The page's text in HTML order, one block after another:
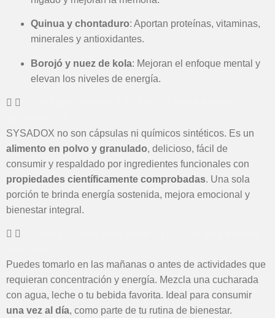
Quinua y chontaduro: Aportan proteínas, vitaminas,
minerales y antioxidantes.
Borojó y nuez de kola: Mejoran el enfoque mental y
elevan los niveles de energía.
SYSADOX no son cápsulas ni químicos sintéticos. Es un
alimento en polvo y granulado, delicioso, fácil de
consumir y respaldado por ingredientes funcionales con
propiedades científicamente comprobadas. Una sola
porción te brinda energía sostenida, mejora emocional y
bienestar integral.
Puedes tomarlo en las mañanas o antes de actividades que
requieran concentración y energía. Mezcla una cucharada
con agua, leche o tu bebida favorita. Ideal para consumir
una vez al día, como parte de tu rutina de bienestar.